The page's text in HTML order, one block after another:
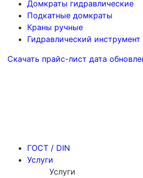
Домкраты гидравлические
Подкатные домкраты
Краны ручные
Гидравлический инструмент
Скачать прайс-лист дата
ГОСТ / DIN
Услуги
Услуги